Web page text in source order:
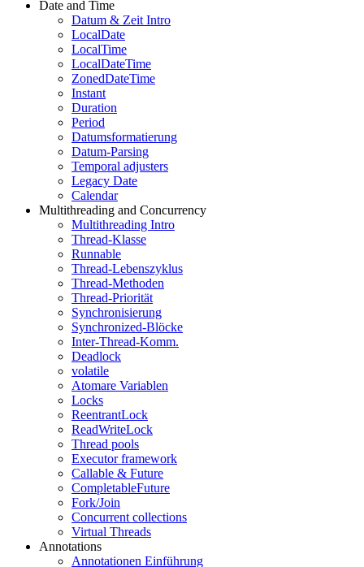
Date and Time
Datum & Zeit Intro
LocalDate
LocalTime
LocalDateTime
ZonedDateTime
Instant
Duration
Period
Datumsformatierung
Datum-Parsing
Temporal adjusters
Legacy Date
Calendar
Multithreading and Concurrency
Multithreading Intro
Thread-Klasse
Runnable
Thread-Lebenszyklus
Thread-Methoden
Thread-Priorität
Synchronisierung
Synchronized-Blöcke
Inter-Thread-Komm.
Deadlock
volatile
Atomare Variablen
Locks
ReentrantLock
ReadWriteLock
Thread pools
Executor framework
Callable & Future
CompletableFuture
Fork/Join
Concurrent collections
Virtual Threads
Annotations
Annotationen Einführung